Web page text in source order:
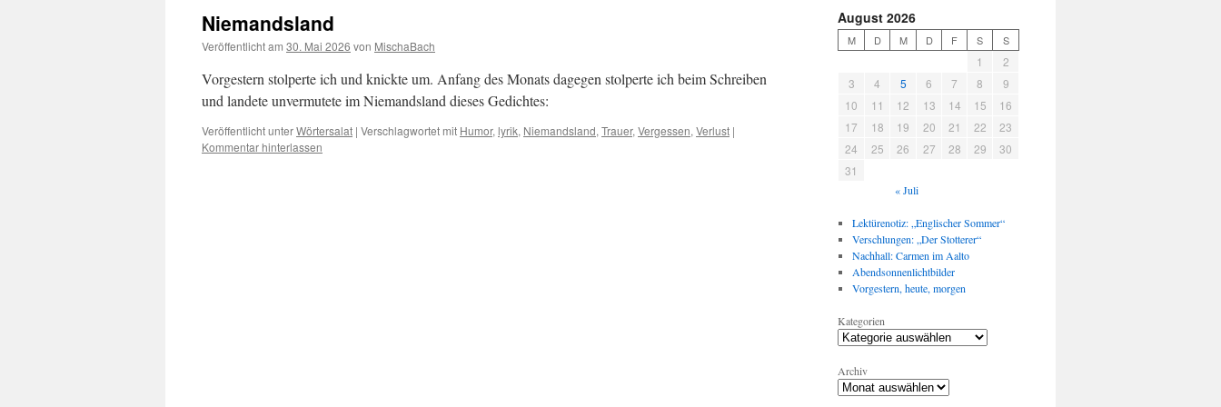
Niemandsland
Veröffentlicht am 30. Mai 2026 von MischaBach
Vorgestern stolperte ich und knickte um. Anfang des Monats dagegen stolperte ich beim Schreiben
und landete unvermutete im Niemandsland dieses Gedichtes:
Veröffentlicht unterWörtersalat | Verschlagwortet mit Humor, lyrik, Niemandsland, Trauer, Vergessen, Verlust |
Kommentar hinterlassen
August 2026
M D M D F S S
1
2
3
4 5 6 7 8
9
10
11 12 13 14 15
16
17
18 19 20 21 22
23
24
25 26 27 28 29
30
31
« Juli
Lektürenotiz: „Englischer Sommer“
Verschlungen: „Der Stotterer“
Nachhall: Carmen im Aalto
Abendsonnenlichtbilder
Vorgestern, heute, morgen
Kategorien
Archiv